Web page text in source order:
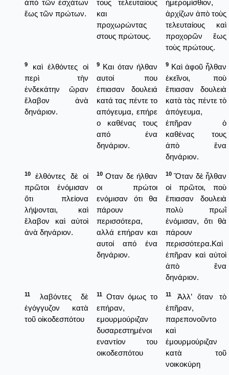
ἀπὸ τῶν ἐσχάτων
ἕως τῶν πρώτων.
τους τελευταίους
και
προχωρώντας
στους πρώτους.
ἡμερομίσθιον,
ἀρχίζων ἀπὸ τοὺς
τελευταίους καὶ
προχορῶν ἕως
τοὺς πρώτους.
9
καὶ ἐλθόντες οἱ
περὶ τὴν
ἑνδεκάτην ὥραν
ἔλαβον ἀνὰ
δηνάριον.
9 Και όταν ήλθαν
αυτοί που
έπιασαν δουλειά
κατά τας πέντε το
απόγευμα, επήρε
ο καθένας τους
από ένα
δηνάριον.
9 Καὶ ἀφοῦ ἦλθαν
ἐκεῖνοι, ποὺ
ἔπιασαν δουλειὰ
κατὰ τὰς πέντε τὸ
ἀπόγευμα,
ἐπῆραν ὁ
καθένας τους
ἀπὸ ἕνα
δηνάριον.
10
ἐλθόντες δὲ οἱ
πρῶτοι ἐνόμισαν
ὅτι πλείονα
λήψονται, καὶ
ἔλαβον καὶ αὐτοὶ
ἀνὰ δηνάριον.
10 Οταν δε ήλθαν
οι πρώτοι
ενόμισαν ότι θα
πάρουν
περισσότερα,
αλλά επήραν και
αυτοί από ένα
δηνάριον.
10 Ὅταν δὲ ἦλθαν
οἱ πρῶτοι, ποὺ
ἔπιασαν δουλειὰ
πολὺ πρωῒ
ἐνόμισαν, ὅτι θὰ
πάρουν
περισσότερα.Καὶ
ἐπῆραν καὶ αὐτοὶ
ἀπὸ ἕνα
δηνάριον.
11
λαβόντες δὲ
ἐγόγγυζον κατὰ
τοῦ οἰκοδεσπότου
11
Οταν όμως το
επήραν,
εμουρμούριζαν
δυσαρεστημένοι
εναντίον του
οικοδεσπότου
11
Ἀλλ’ ὅταν τὸ
ἐπῆραν,
παρεπονοῦντο
καὶ
ἐμουρμούριζαν
κατὰ τοῦ
νοικοκύρη